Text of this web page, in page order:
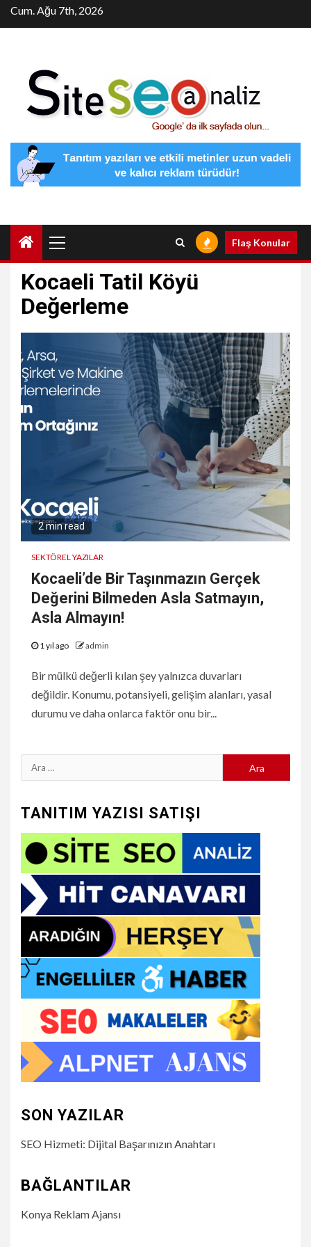
Skip
to
Cum. Ağu 7th, 2026
Menu
Flaş Konular
Kocaeli Tatil Köyü
Değerleme
2 min read
SEKTÖREL YAZILAR
Kocaeli’de Bir Taşınmazın Gerçek
Değerini Bilmeden Asla Satmayın,
Asla Almayın!
1 yıl ago admin
Bir mülkü değerli kılan şey yalnızca duvarları
değildir. Konumu, potansiyeli, gelişim alanları, yasal
durumu ve daha onlarca faktör onu bir...
Arama:
TANITIM YAZISI SATIŞI
SON YAZILAR
SEO Hizmeti: Dijital Başarınızın Anahtarı
BAĞLANTILAR
Konya Reklam Ajansı